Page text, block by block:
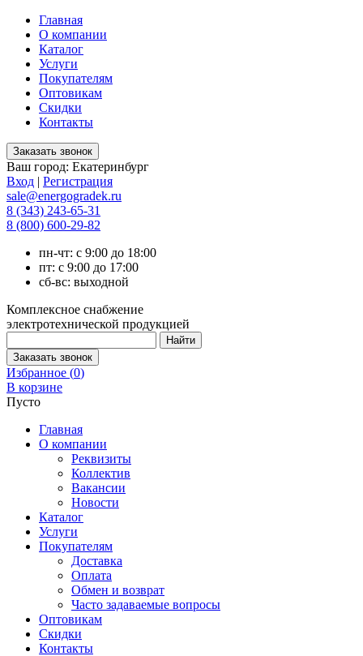
Главная
О компании
Каталог
Услуги
Покупателям
Оптовикам
Скидки
Контакты
Ваш город: Екатеринбург
Вход | Регистрация
sale@energogradek.ru
8 (343) 243-65-31
8 (800) 600-29-82
пн-чт: с 9:00 до 18:00
пт: с 9:00 до 17:00
сб-вс: выходной
Комплексное снабжение
электротехнической продукцией
Избранное (0)
В корзине
Пусто
Главная
О компании
Реквизиты
Коллектив
Вакансии
Новости
Каталог
Услуги
Покупателям
Доставка
Оплата
Обмен и возврат
Часто задаваемые вопросы
Оптовикам
Скидки
Контакты